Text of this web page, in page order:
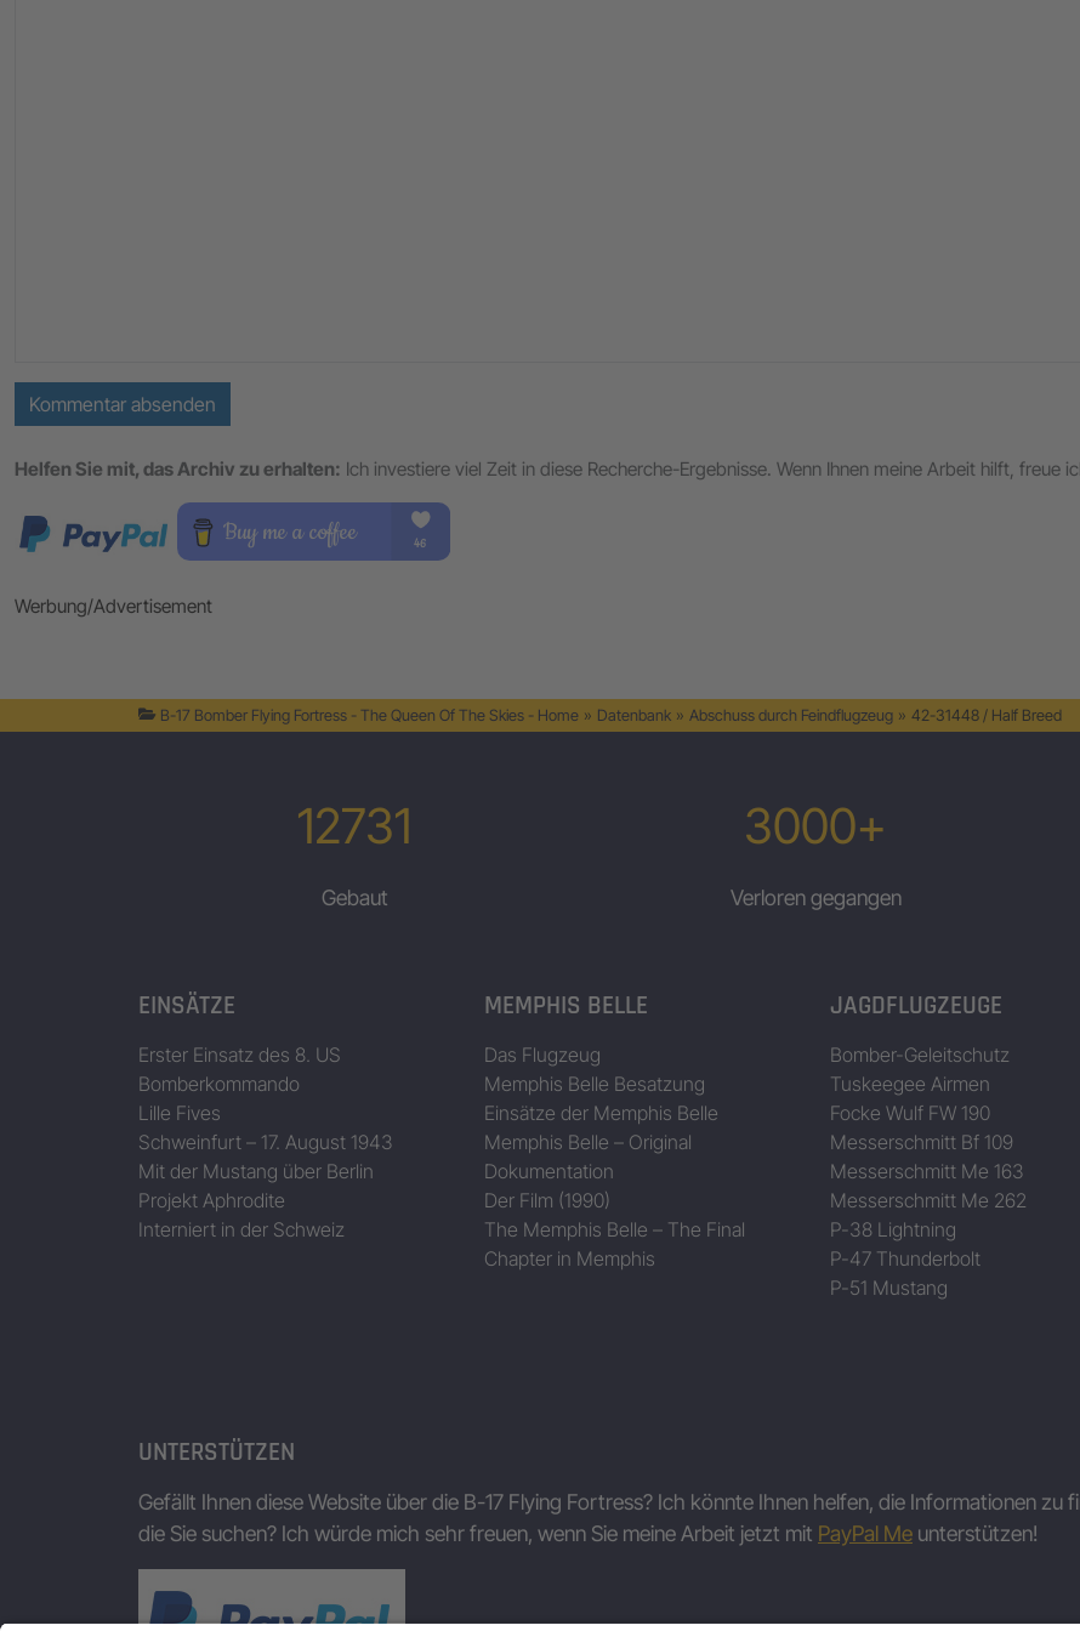
Kommentar absenden
Helfen Sie mit, das Archiv zu erhalten: Ich investiere viel Zeit in diese Recherche-Ergebnisse. Wenn Ihnen meine Arbeit hilft, freue
Werbung/Advertisement
B-17 Bomber Flying Fortress - The Queen Of The Skies - Home » Datenbank » Abschuss durch Feindflugzeug » 42-31448 / Half Breed
12731
Gebaut
3000+
Verloren gegangen
EINSÄTZE
Erster Einsatz des 8. US
Bomberkommando
Lille Fives
Schweinfurt – 17. August 1943
Mit der Mustang über Berlin
Projekt Aphrodite
Interniert in der Schweiz
MEMPHIS BELLE
Das Flugzeug
Memphis Belle Besatzung
Einsätze der Memphis Belle
Memphis Belle – Original
Dokumentation
Der Film (1990)
The Memphis Belle – The Final
Chapter in Memphis
JAGDFLUGZEUGE
Bomber-Geleitschutz
Tuskeegee Airmen
Focke Wulf FW 190
Messerschmitt Bf 109
Messerschmitt Me 163
Messerschmitt Me 262
P-38 Lightning
P-47 Thunderbolt
P-51 Mustang
UNTERSTÜTZEN
Gefällt Ihnen diese Website über die B-17 Flying Fortress? Ich könnte Ihnen helfen, die Informationen zu
die Sie suchen? Ich würde mich sehr freuen, wenn Sie meine Arbeit jetzt mit PayPal Me unterstützen!